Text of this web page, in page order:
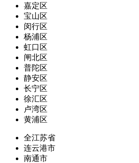
嘉定区
宝山区
闵行区
杨浦区
虹口区
闸北区
普陀区
静安区
长宁区
徐汇区
卢湾区
黄浦区
全江苏省
连云港市
南通市